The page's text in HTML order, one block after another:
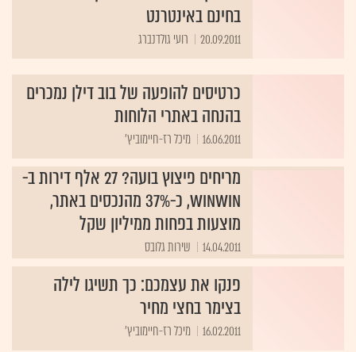
בחינם באינטרנט
20.09.2011 רועי גולדנברג
כרטיסים להופעה של בוב דילן נמכרים
בהנחה באתרי הלוחות
16.06.2011 מיכל רז-חיימוביץ'
מריחים פיצוץ בועה? 27 אלף דירות ב-
winwin, כ-37% מהנכסים באתר,
מוצעות בפחות ממיליון שקל
14.04.2011 שירות גלובס
פנקו את עצמכם: כך תשיגו לילה
בצימר בחצי מחיר
16.02.2011 מיכל רז-חיימוביץ'